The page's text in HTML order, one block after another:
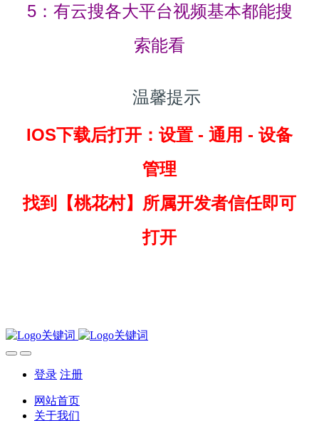
5：有云搜各大平台视频基本都能搜
索能看
温馨提示
IOS下载后打开：设置 - 通用 - 设备
管理
找到
【桃花村】所属开发者信任即可
打开
登录 注册
网站首页
关于我们